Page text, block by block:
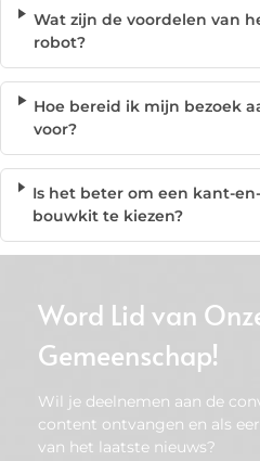
Wat zijn de voordelen van
robot?
Hoe bereid ik mijn bezoek
voor?
Is het beter om een kant-
bouwkit te kiezen?
Word Lid van
Gemeenschap!
Wil je deelnemen aan de
content ontvangen en als
van het laatste nieuws?